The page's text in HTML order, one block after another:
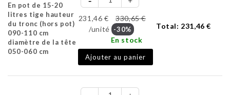
En pot de 15-20
litres tige hauteur
du tronc (hors pot)
090-110 cm
diamètre de la tête
050-060 cm
231,46 €
330,65 €
/unité -30%
En stock
Ajouter au panier
Total: 231,46 €